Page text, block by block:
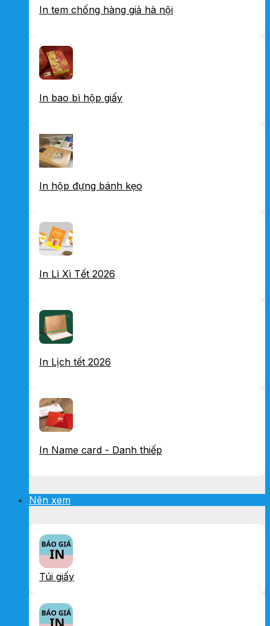
In tem chống hàng giả hà nội
In bao bì hộp giấy
In hộp đựng bánh kẹo
In Lì Xì Tết 2026
In Lịch tết 2026
In Name card - Danh thiếp
Nên xem
Túi giấy